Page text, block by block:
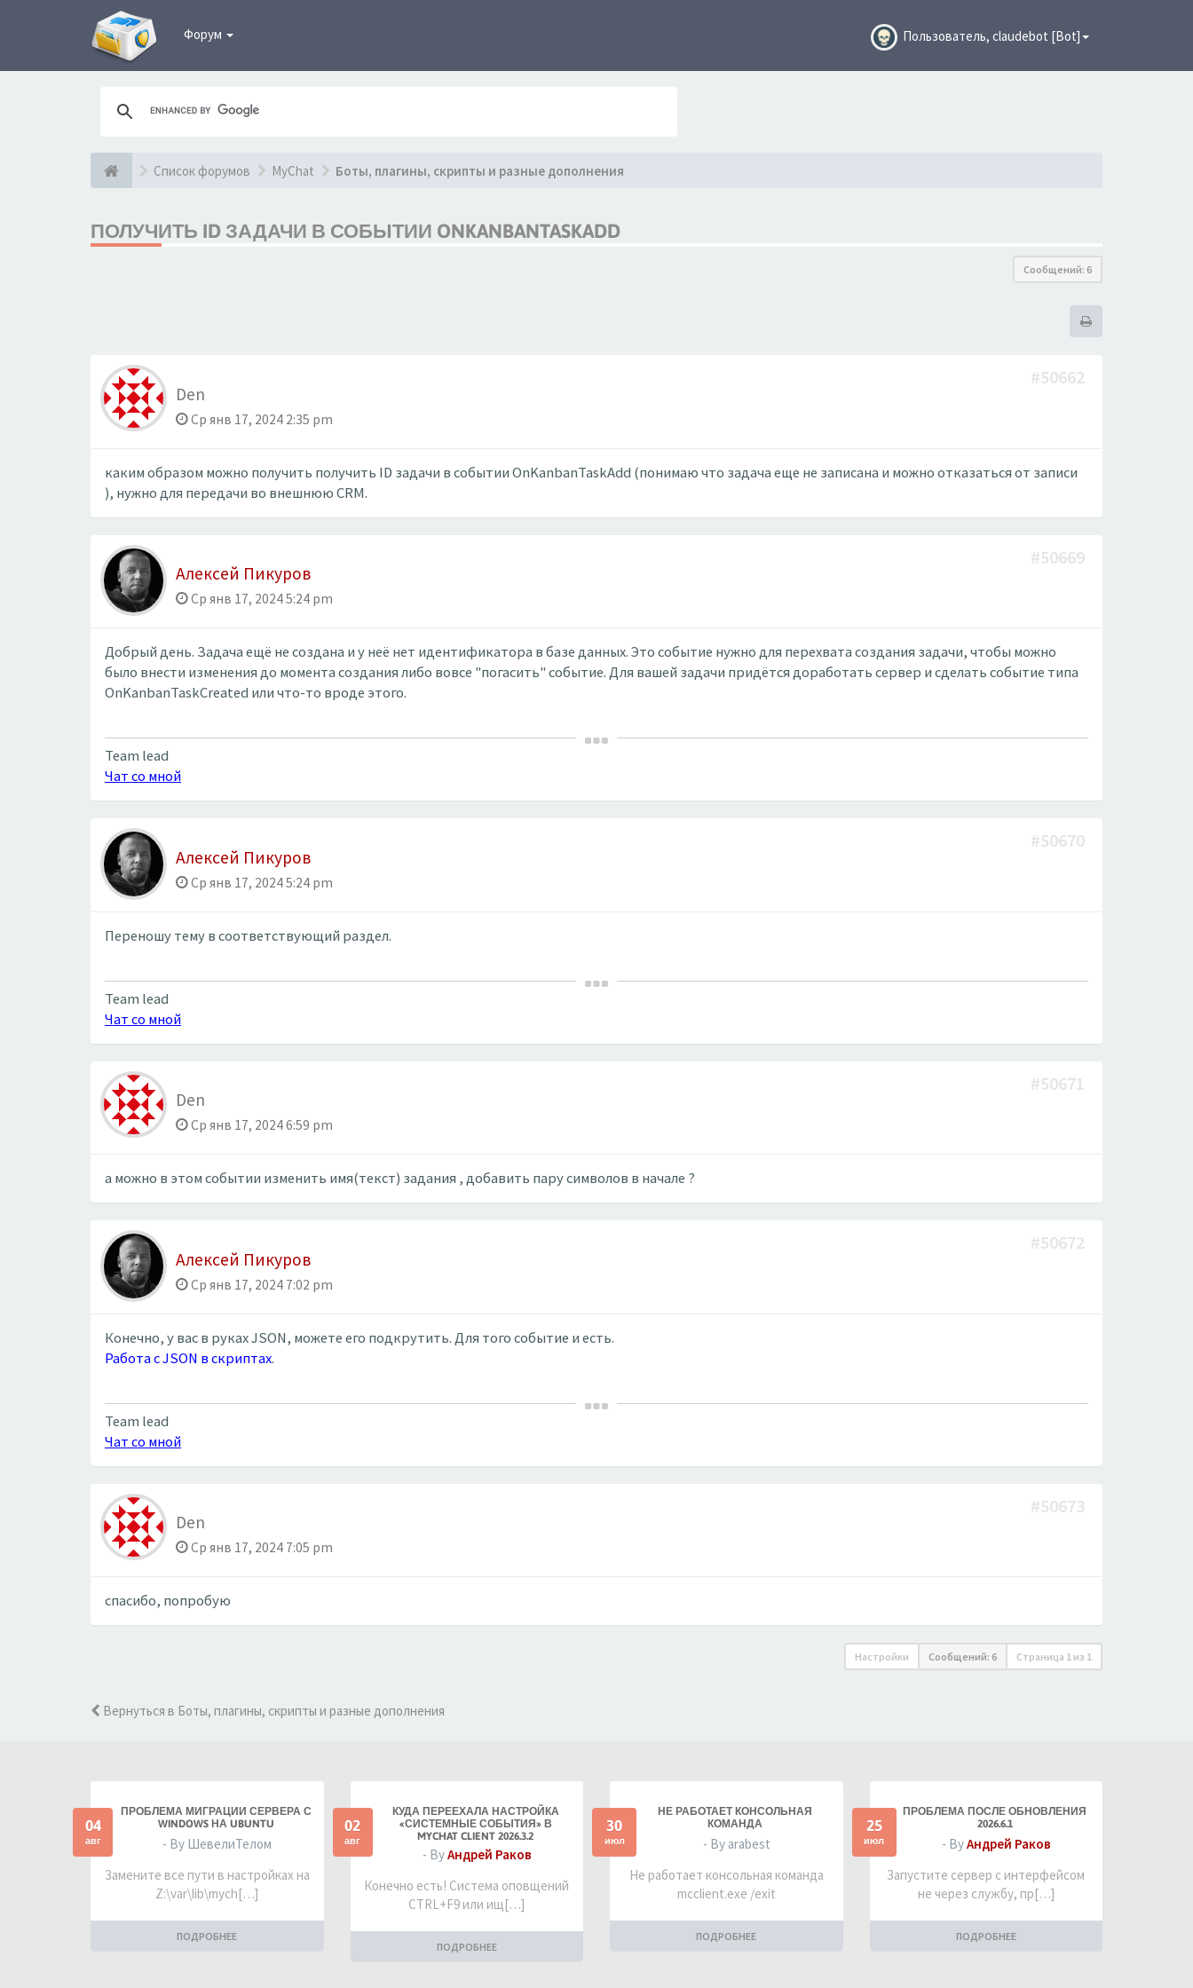
Форум Пользователь, claudebot [Bot]
Список форумов MyChat Боты, плагины, скрипты и разные дополнения
ПОЛУЧИТЬ ID ЗАДАЧИ В СОБЫТИИ ONKANBANTASKADD
Сообщений: 6
Den
Ср янв 17, 2024 2:35 pm
#50662
каким образом можно получить получить ID задачи в событии OnKanbanTaskAdd (понимаю что задача еще не записана и можно отказаться от записи
), нужно для передачи во внешнюю CRM.
Алексей Пикуров
Ср янв 17, 2024 5:24 pm
#50669
Добрый день. Задача ещё не создана и у неё нет идентификатора в базе данных. Это событие нужно для перехвата создания задачи, чтобы можно
было внести изменения до момента создания либо вовсе "погасить" событие. Для вашей задачи придётся доработать сервер и сделать событие типа
OnKanbanTaskCreated или что-то вроде этого.
Team lead
Чат со мной
Алексей Пикуров
Ср янв 17, 2024 5:24 pm
#50670
Переношу тему в соответствующий раздел.
Team lead
Чат со мной
Den
Ср янв 17, 2024 6:59 pm
#50671
а можно в этом событии изменить имя(текст) задания , добавить пару символов в начале ?
Алексей Пикуров
Ср янв 17, 2024 7:02 pm
#50672
Конечно, у вас в руках JSON, можете его подкрутить. Для того событие и есть.
Работа с JSON в скриптах.
Team lead
Чат со мной
Den
Ср янв 17, 2024 7:05 pm
#50673
спасибо, попробую
Настройки Сообщений: 6 Страница 1 из 1
Вернуться в Боты, плагины, скрипты и разные дополнения
04
авг
ПРОБЛЕМА МИГРАЦИИ СЕРВЕРА С
WINDOWS НА UBUNTU
- By ШевелиТелом
Замените все пути в настройках на
Z:\var\lib\mych[…]
ПОДРОБНЕЕ
02
авг
КУДА ПЕРЕЕХАЛА НАСТРОЙКА
«СИСТЕМНЫЕ СОБЫТИЯ» В
MYCHAT CLIENT 2026.3.2
- ByАндрей Раков
Конечно есть! Система оповщений
CTRL+F9 или ищ[…]
ПОДРОБНЕЕ
30
июл
НЕ РАБОТАЕТ КОНСОЛЬНАЯ
КОМАНДА
- By arabest
Не работает консольная команда
mcclient.exe /exit
ПОДРОБНЕЕ
25
июл
ПРОБЛЕМА ПОСЛЕ ОБНОВЛЕНИЯ
2026.6.1
- ByАндрей Раков
Запустите сервер с интерфейсом
не через службу, пр[…]
ПОДРОБНЕЕ